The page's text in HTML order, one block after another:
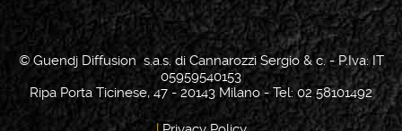
© Guendj Diffusion s.a.s. di Cannarozzi Sergio & c. - P.Iva: IT
05959540153
Ripa Porta Ticinese, 47 - 20143 Milano - Tel: 02 58101492